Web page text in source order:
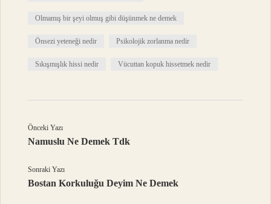
Olmamış bir şeyi olmuş gibi düşünmek ne demek
Önsezi yeteneği nedir Psikolojik zorlanma nedir
Sıkışmışlık hissi nedir Vücuttan kopuk hissetmek nedir
Önceki Yazı
Namuslu Ne Demek Tdk
Sonraki Yazı
Bostan Korkuluğu Deyim Ne Demek